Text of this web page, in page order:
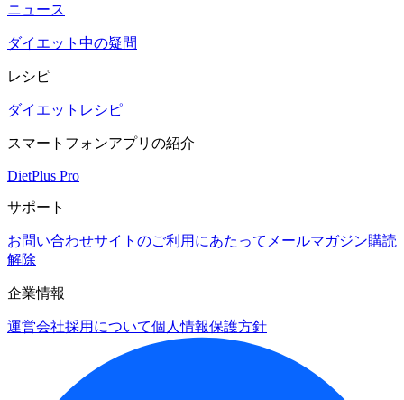
ニュース
ダイエット中の疑問
レシピ
ダイエットレシピ
スマートフォンアプリの紹介
DietPlus Pro
サポート
お問い合わせサイトのご利用にあたって メールマガジン購読
解除
企業情報
運営会社採用について個人情報保護方針